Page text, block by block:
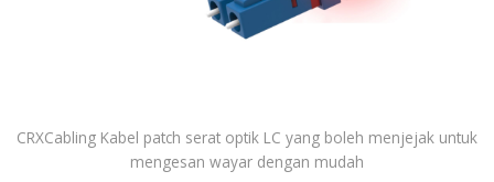
CRXCabling Kabel patch serat optik LC yang boleh menjejak untuk
mengesan wayar dengan mudah